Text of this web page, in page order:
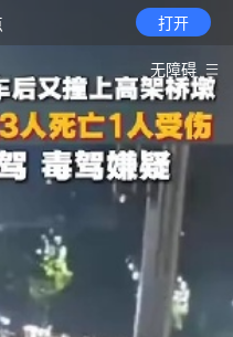
打开
无障碍